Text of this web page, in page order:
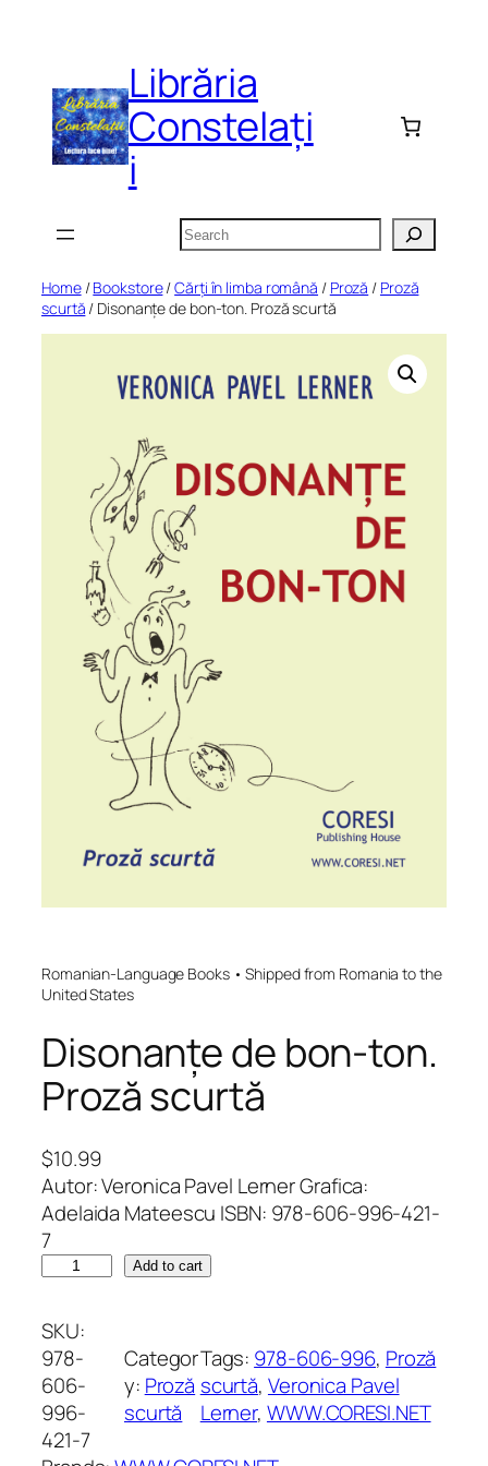
Librăria
Constelați
i
Search
Home/Bookstore/Cărți în limba română / Proză / Proză
scurtă / Disonanțe de bon-ton. Proză scurtă
Romanian-Language Books • Shipped from Romania to the
United States
Disonanțe de bon-ton.
Proză scurtă
$10.99
Autor: Veronica Pavel Lerner Grafica:
Adelaida Mateescu ISBN: 978-606-996-421-
7
s
o
n
a
n
ț
Add to cart
SKU:
978-
606-
996-
421-7
Categor
y: Proză
scurtă
Tags: 978-606-996, Proză
scurtă, Veronica Pavel
Lerner, WWW.CORESI.NET